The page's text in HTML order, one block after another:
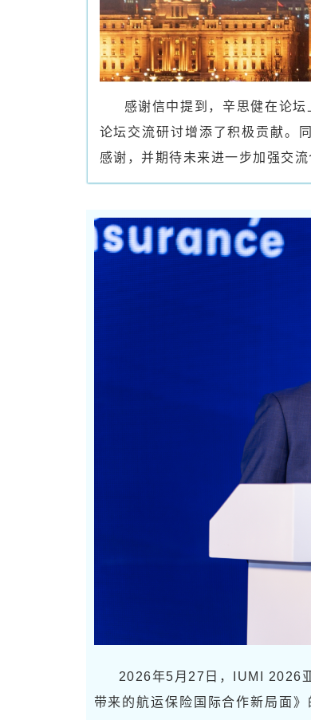
感谢信中提到，辛思健在论
论坛交流研讨增添了积极贡献。
感谢，并期待未来进一步加强交
2026年5月27日，IUMI 2026
带来的航运保险国际合作新局面